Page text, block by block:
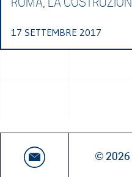
17 SETTEMBRE 2017
© 2026